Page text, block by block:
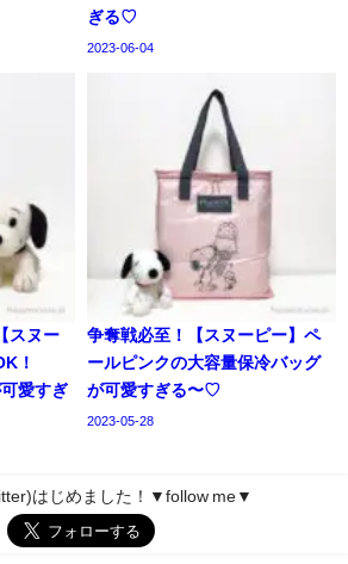
ぎる♡
2023-06-04
スヌー
！
愛すぎ
争奪戦必至！【スヌーピー】ペ
ールピンクの大容量保冷バッグ
が可愛すぎる〜♡
2023-05-28
はじめました！▼follow me▼